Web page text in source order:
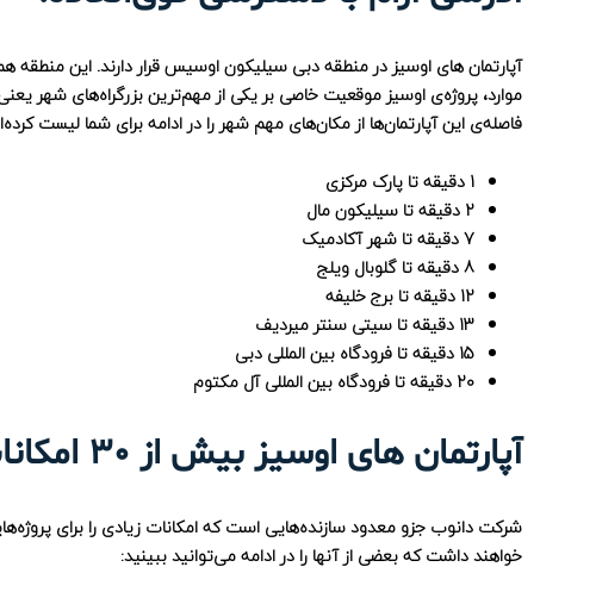
آپارتمان های اوسیز در منطقه دبی سیلیکون اوسیس قرار دارند. این منطقه
موارد، پروژه‌ی اوسیز موقعیت خاصی بر یکی از مهم‌ترین بزرگراه‌های شهر
فاصله‌ی این آپارتمان‌ها از مکان‌های مهم شهر را در ادامه برای شما لیست
1 دقیقه تا پارک مرکزی
2 دقیقه تا سیلیکون مال
7 دقیقه تا شهر آکادمیک
8 دقیقه تا گلوبال ویلج
12 دقیقه تا برج خلیفه
13 دقیقه تا سیتی سنتر میردیف
15 دقیقه تا فرودگاه بین المللی دبی
20 دقیقه تا فرودگاه بین المللی آل مکتوم
آپارتمان های اوسیز بیش از 30 امکانات مختلف دارند!
خواهند داشت که بعضی از آنها را در ادامه می‌توانید ببینید: